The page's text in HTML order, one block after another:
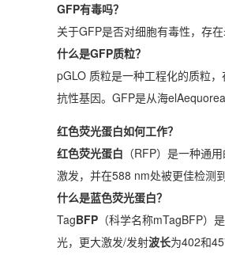
GFP有毒吗？
关于GFP是否对细胞有毒性，存
什么是GFP质粒？
pGLO 质粒是一种工程化的质粒
抗性基因。GFP是从海
红色荧光蛋白如何工作？
红色荧光蛋白 （RFP）是一种通
激发，并在588 nm处被更佳检测到
什么是蓝色荧光蛋白？
TagBFP （科学名称mTagBFP
光，更大激发/发射波长为402和